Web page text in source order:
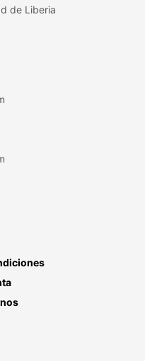
de Liberia